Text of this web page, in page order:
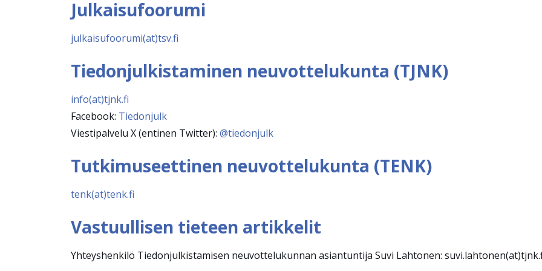
Julkaisufoorumi
julkaisufoorumi(at)tsv.fi
Tiedonjulkistaminen neuvottelukunta (TJNK)
info(at)tjnk.fi
Facebook: Tiedonjulk
Viestipalvelu X (entinen Twitter): @tiedonjulk
Tutkimuseettinen neuvottelukunta (TENK)
tenk(at)tenk.fi
Vastuullisen tieteen artikkelit
Yhteyshenkilö Tiedonjulkistamisen neuvottelukunnan asiantuntija Suvi Lahtonen: